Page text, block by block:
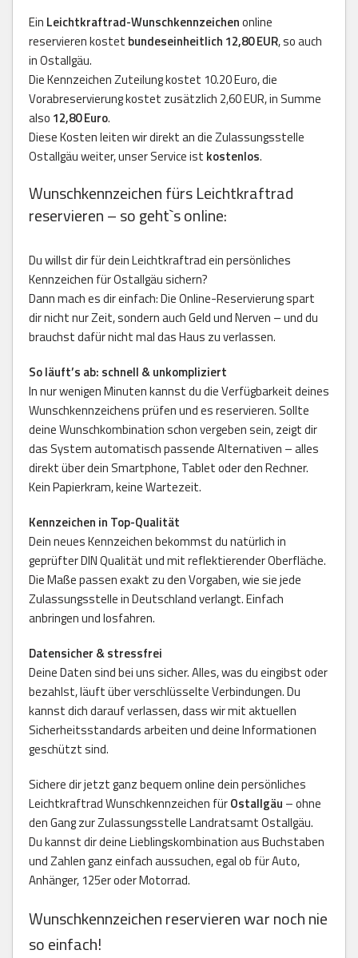
Ein Leichtkraftrad-Wunschkennzeichenonline
reservieren kostet bundeseinheitlich 12,80 EUR, so auch
in Ostallgäu.
Die Kennzeichen Zuteilung kostet 10.20 Euro, die
Vorabreservierung kostet zusätzlich 2,60 EUR, in Summe
also 12,80 Euro.
Diese Kosten leiten wir direkt an die Zulassungsstelle
Ostallgäu weiter, unser Service ist kostenlos.
Wunschkennzeichen fürs Leichtkraftrad
reservieren – so geht`s online:
Du willst dir für dein Leichtkraftrad ein persönliches
Kennzeichen für Ostallgäu sichern?
Dann mach es dir einfach: Die Online-Reservierung spart
dir nicht nur Zeit, sondern auch Geld und Nerven – und du
brauchst dafür nicht mal das Haus zu verlassen.
So läuft’s ab: schnell & unkompliziert
In nur wenigen Minuten kannst du die Verfügbarkeit deines
Wunschkennzeichens prüfen und es reservieren. Sollte
deine Wunschkombination schon vergeben sein, zeigt dir
das System automatisch passende Alternativen – alles
direkt über dein Smartphone, Tablet oder den Rechner.
Kein Papierkram, keine Wartezeit.
Kennzeichen in Top-Qualität
Dein neues Kennzeichen bekommst du natürlich in
geprüfter DIN Qualität und mit reflektierender Oberfläche.
Die Maße passen exakt zu den Vorgaben, wie sie jede
Zulassungsstelle in Deutschland verlangt. Einfach
anbringen und losfahren.
Datensicher & stressfrei
Deine Daten sind bei uns sicher. Alles, was du eingibst oder
bezahlst, läuft über verschlüsselte Verbindungen. Du
kannst dich darauf verlassen, dass wir mit aktuellen
Sicherheitsstandards arbeiten und deine Informationen
geschützt sind.
Sichere dir jetzt ganz bequem online dein persönliches
Leichtkraftrad Wunschkennzeichen fürOstallgäu – ohne
den Gang zur Zulassungsstelle Landratsamt Ostallgäu.
Du kannst dir deine Lieblingskombination aus Buchstaben
und Zahlen ganz einfach aussuchen, egal ob für Auto,
Anhänger, 125er oder Motorrad.
Wunschkennzeichen reservieren war noch nie
so einfach!